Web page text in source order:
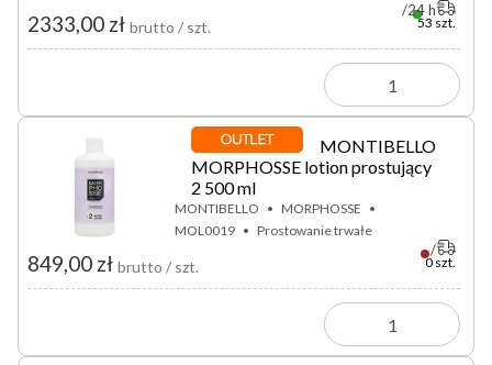
2333,00 zł brutto / szt. 53 szt.
24 h
MONTIBELLO
MORPHOSSE lotion prostujący
2 500 ml
MONTIBELLO
MORPHOSSE
MOL0019
Prostowanie trwałe
849,00 zł brutto / szt. 0 szt.